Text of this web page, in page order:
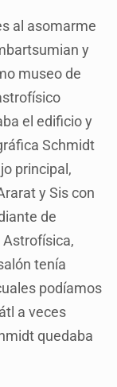
al asomarme
y
museo de
el edificio y
Schmidt
principal,
y Sis con
de
tenía
podíamos
a veces
quedaba